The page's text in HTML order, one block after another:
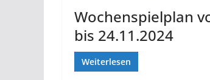
Wochenspielplan
bis 24.11.2024
Weiterlesen